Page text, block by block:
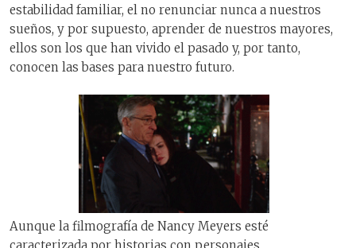
estabilidad familiar, el no renunciar nunca a nuestros
sueños, y por supuesto, aprender de nuestros mayores,
ellos son los que han vivido el pasado y, por tanto,
conocen las bases para nuestro futuro.
Aunque la filmografía de Nancy Meyers esté